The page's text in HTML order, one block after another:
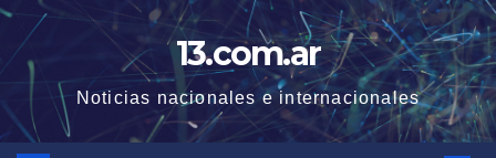
Skip
content
13.com.ar
Noticias nacionales e internacionales